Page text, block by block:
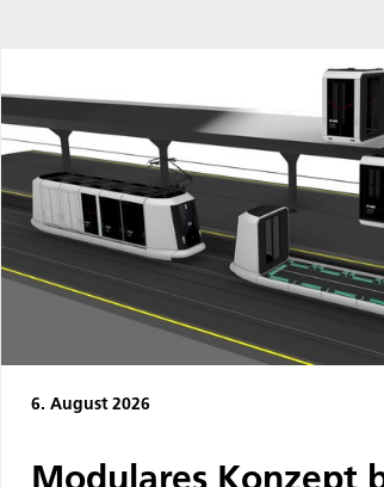
6. August 2026
Modulares Konzept